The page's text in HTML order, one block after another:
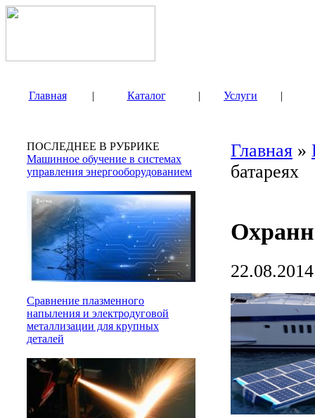
Главная | Каталог | Услуги |
ПОСЛЕДНЕЕ В РУБРИКЕ
Машинное обучение в системах
управления энергооборудованием
Сравнение плазменного
напыления и электродуговой
металлизации для крупных
деталей
Главная »
батареях
22.08.2014